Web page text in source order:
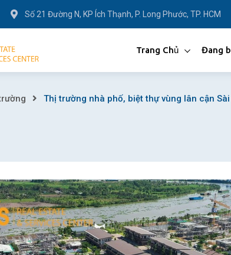
Số 21 Đường N, KP Ích Thạnh, P. Long Phước, TP. HCM
Trang Chủ Đang
Thị trường nhà phố, biệt thự vùng lân cận